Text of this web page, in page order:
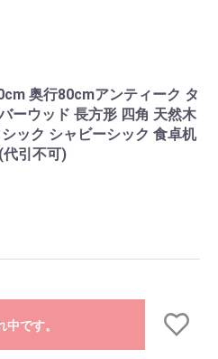
奥行80cmアンティーク タ
ーウッド 長方形 四角 天然木
ック シャビーシック 食卓机
代引不可)
です。